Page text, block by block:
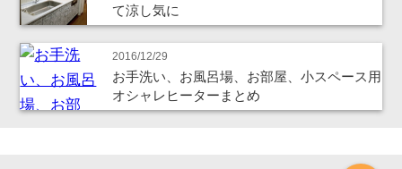
て涼し気に
2016/12/29
お手洗い、お風呂場、お部屋、小スペース用
オシャレヒーターまとめ